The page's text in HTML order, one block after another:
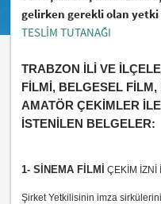
gelirken gerekli olan
TESLİM TUTANAĞI
TRABZON İLİ VE
FİLMİ, BELGESEL
AMATÖR ÇEKİMLER
İSTENİLEN BELGELER:
1- SİNEMA FİLMİ ÇEKİM İZNİ
Şirket Yetkilisinin imza